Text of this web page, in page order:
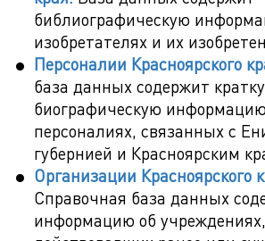
библиографическую
изобретателях и их
Персоналии Красноярского
база данных содержит
биографическую
персоналиях, связанных с
губернией и Красноярским
Организации Красноярского
Справочная база данных
информацию об учреждениях,